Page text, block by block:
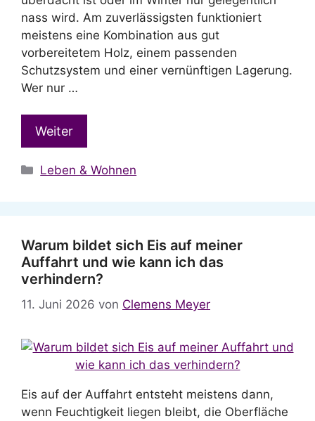
nass wird. Am zuverlässigsten funktioniert
meistens eine Kombination aus gut
vorbereitetem Holz, einem passenden
Schutzsystem und einer vernünftigen Lagerung.
Wer nur …
Weiter
Kategorien
Leben & Wohnen
Warum bildet sich Eis auf meiner
Auffahrt und wie kann ich das
verhindern?
11. Juni 2026 von Clemens Meyer
Eis auf der Auffahrt entsteht meistens dann,
wenn Feuchtigkeit liegen bleibt, die Oberfläche